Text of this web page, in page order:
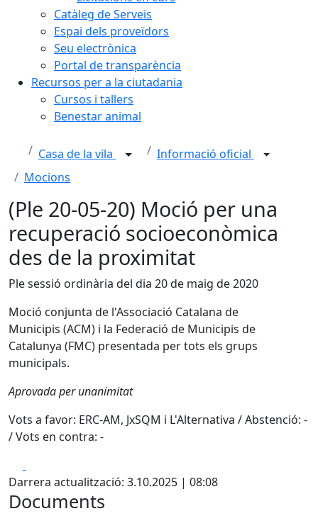
Catàleg de Serveis
Espai dels proveïdors
Seu electrònica
Portal de transparència
Recursos per a la ciutadania
Cursos i tallers
Benestar animal
Casa de la vila
Informació oficial
Mocions
(Ple 20-05-20) Moció per una
recuperació socioeconòmica
des de la proximitat
Ple sessió ordinària del dia 20 de maig de 2020
Moció conjunta de l'Associació Catalana de
Municipis (ACM) i la Federació de Municipis de
Catalunya (FMC) presentada per tots els grups
municipals.
Aprovada per unanimitat
Vots a favor: ERC-AM, JxSQM i L'Alternativa / Abstenció: -
/ Vots en contra: -
Darrera actualització: 3.10.2025 | 08:08
Documents